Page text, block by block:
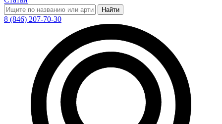
Найти
8 (846) 207-70-30